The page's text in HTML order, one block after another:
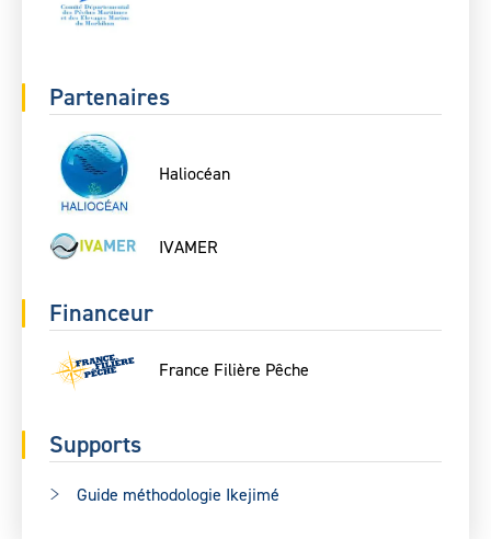
Partenaires
Haliocéan
IVAMER
Financeur
France Filière Pêche
Supports
Guide méthodologie Ikejimé